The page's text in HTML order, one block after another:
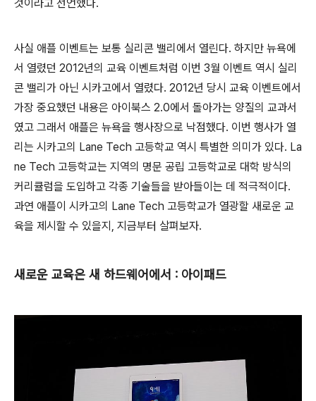
것이라고 선언했다.
사실 애플 이벤트는 보통 실리콘 밸리에서 열린다. 하지만 뉴욕에
서 열렸던 2012년의 교육 이벤트처럼 이번 3월 이벤트 역시 실리
콘 밸리가 아닌 시카고에서 열렸다. 2012년 당시 교육 이벤트에서
가장 중요했던 내용은 아이북스 2.0에서 돌아가는 양질의 교과서
였고 그래서 애플은 뉴욕을 행사장으로 낙점했다. 이번 행사가 열
리는 시카고의 Lane Tech 고등학교 역시 특별한 의미가 있다. La
ne Tech 고등학교는 지역의 명문 공립 고등학교로 대학 방식의
커리큘럼을 도입하고 각종 기술들을 받아들이는 데 적극적이다.
과연 애플이 시카고의 Lane Tech 고등학교가 열광할 새로운 교
육을 제시할 수 있을지, 지금부터 살펴보자.
새로운 교육은 새 하드웨어에서 : 아이패드